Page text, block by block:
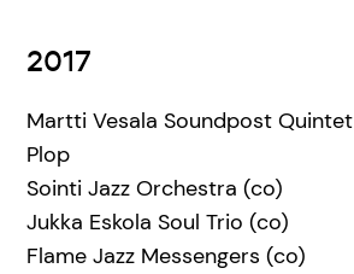
2017
Martti Vesala Soundpost Quintet
Plop
Sointi Jazz Orchestra (co)
Jukka Eskola Soul Trio (co)
Flame Jazz Messengers (co)